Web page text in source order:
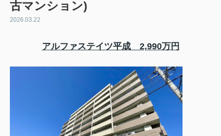
古マンション)
2026.03.22
アルファステイツ平成 2,990万円